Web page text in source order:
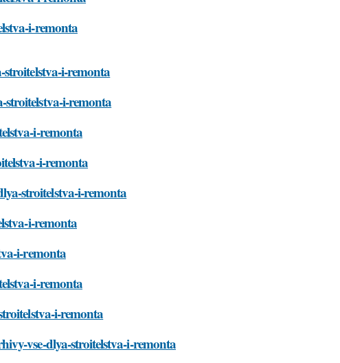
i-remonta
i-remonta
stroitelstva-i-remonta
i-remonta
i-remonta
stroitelstva-i-remonta
i-remonta
i-remonta
i-remonta
i-remonta
vse-dlya-stroitelstva-i-remonta